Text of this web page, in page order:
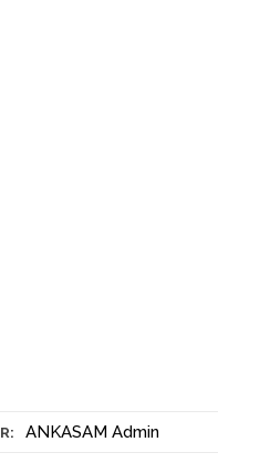
ANKASAM Admin